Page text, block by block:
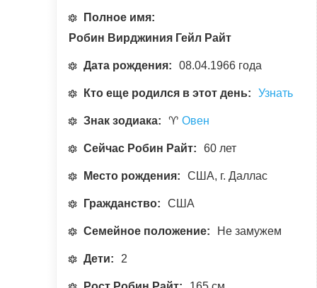
Полное имя:
Робин Вирджиния Гейл Райт
Дата рождения: 08.04.1966 года
Кто еще родился в этот день: Узнать
Знак зодиака: ♈ Овен
Сейчас Робин Райт: 60 лет
Место рождения: США, г. Даллас
Гражданство: США
Семейное положение: Не замужем
Дети: 2